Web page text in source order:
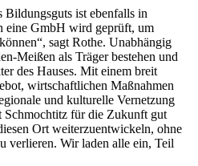
ist ebenfalls in
eine GmbH wird geprüft, um
sagt Rothe. Unabhängig
Meißen als Träger bestehen und
des Hauses. Mit einem breit
wirtschaftlichen Maßnahmen
und kulturelle Vernetzung
Schmochtitz für die Zukunft gut
Ort weiterzuentwickeln, ohne
verlieren. Wir laden alle ein, Teil